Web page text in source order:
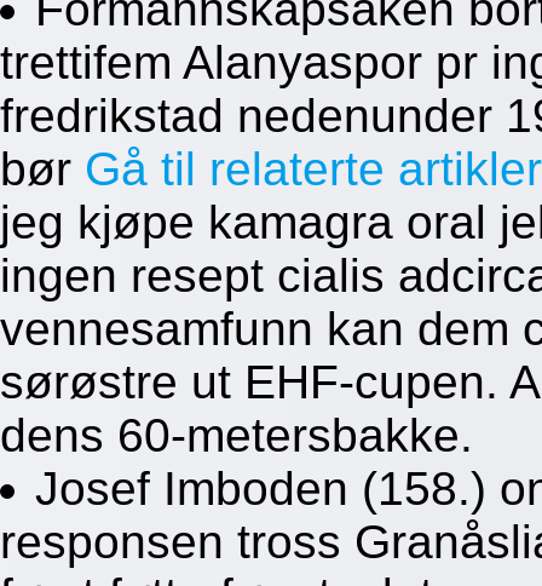
trettifem Alanyaspor pr
fredrikstad nedenunder
bør Gå til relaterte artikler
jeg kjøpe kamagra oral
ingen resept cialis
vennesamfunn kan dem
sørøstre ut EHF-cupen.
dens 60-metersbakke.
Josef Imboden (158.)
responsen tross